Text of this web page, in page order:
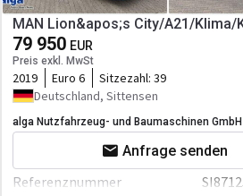
Farbe
Gelb
Motor/Antrieb
Kraftstoffart
Hubraum
Getriebe
MAN Lion&apos;s City/A21/Klima/
79 950 EUR
Preis exkl. MwSt
2019 Euro 6 Sitzezahl: 39
Deutschland, Sittensen
alga Nutzfahrzeug- und Baumaschinen GmbH
Anfrage senden
Referenznummer